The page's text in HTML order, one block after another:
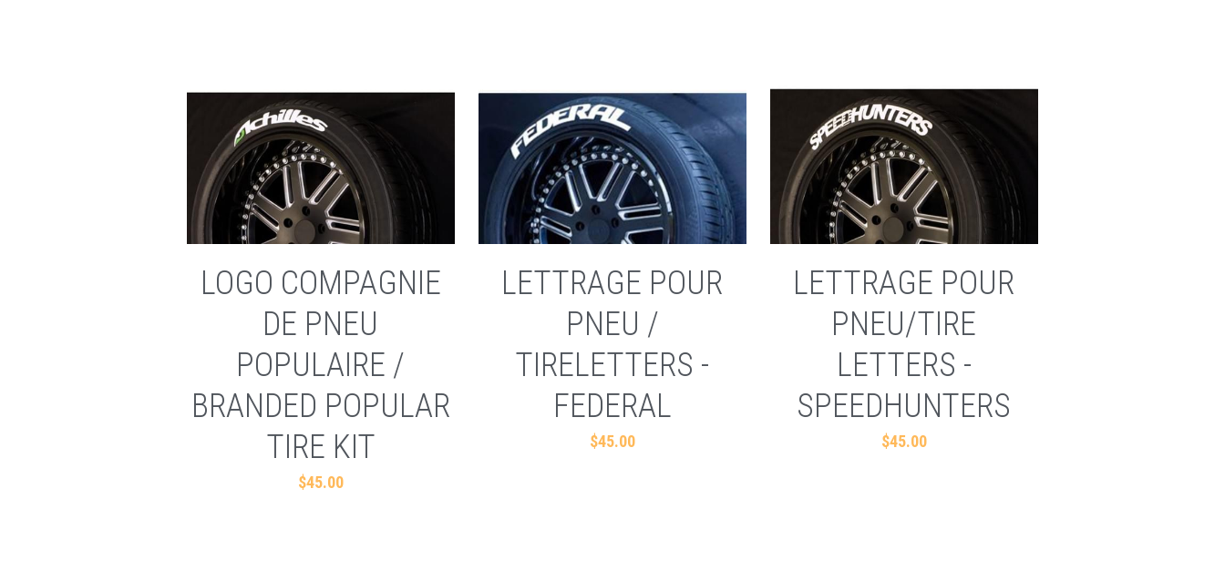
LOGO COMPAGNIE
DE PNEU
POPULAIRE /
BRANDED POPULAR
TIRE KIT
$45.00
LETTRAGE POUR
PNEU /
TIRELETTERS -
FEDERAL
$45.00
LETTRAGE POUR
PNEU/TIRE
LETTERS -
SPEEDHUNTERS
$45.00